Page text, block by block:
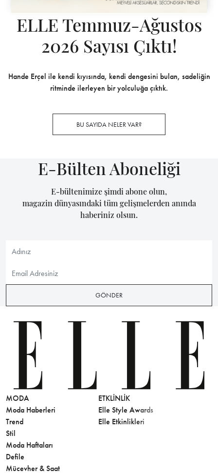
ELLE Temmuz-Ağustos
2026 Sayısı Çıktı!
Hande Erçel ile kendi kıyısında, kendi dengesini bulan, sadeliğin
ritminde ilerleyen bir yolculuğa çıktık.
BU SAYIDA NELER VAR?
E-Bülten Aboneliği
E-bültenimize şimdi abone olun,
magazin dünyasındaki tüm gelişmelerden anında
haberiniz olsun.
GÖNDER
MODA
Moda Haberleri
Trend
Stil
Moda Haftaları
Defile
Mücevher & Saat
ETKLINLIK
Elle Style Awards
Elle Etkinlikleri